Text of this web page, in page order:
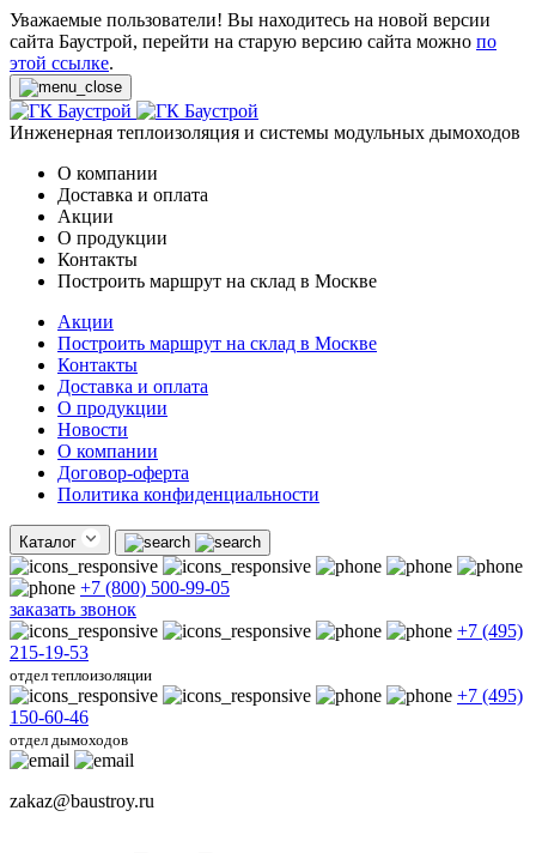
Уважаемые пользователи! Вы находитесь на новой версии
сайта Баустрой, перейти на старую версию сайта можно по
этой ссылке.
Инженерная теплоизоляция и системы модульных дымоходов
О компании
Доставка и оплата
Акции
О продукции
Контакты
Построить маршрут на склад в Москве
Акции
Построить маршрут на склад в Москве
Контакты
Доставка и оплата
О продукции
Новости
О компании
Договор-оферта
Политика конфиденциальности
Каталог
+7 (800) 500-99-05
заказать звонок
+7 (495)
215-19-53
отдел теплоизоляции
+7 (495)
150-60-46
отдел дымоходов
zakaz@baustroy.ru